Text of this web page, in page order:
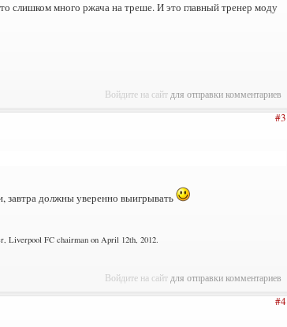
много ржача на треше. И это главный тренер моду
Войдите на сайт для отправки комментариев
#3
завтра должны уверенно выигрывать
Liverpool FC chairman on April 12th, 2012.
Войдите на сайт для отправки комментариев
#4